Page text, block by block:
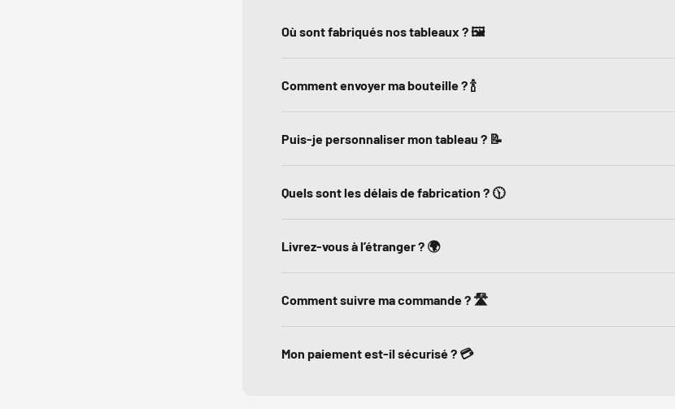
Où sont fabriqués nos tableaux ? 🖼️
Comment envoyer ma bouteille ? 🍾
Puis-je personnaliser mon tableau ? 📝
Quels sont les délais de fabrication ? 🕦
Livrez-vous à l’étranger ? 🌍
Comment suivre ma commande ? 🛣️
Mon paiement est-il sécurisé ? 💳